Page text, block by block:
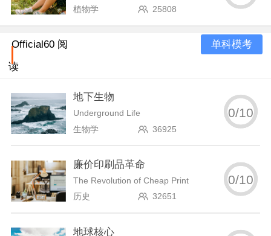
植物学
25808
Official60 阅
读
单科模考
地下生物
Underground Life
生物学
36925
0/10
廉价印刷品革命
The Revolution of Cheap Print
历史
32651
0/10
地球核心